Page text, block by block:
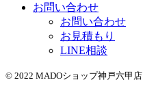
お問い合わせ
お問い合わせ
お見積もり
LINE相談
© 2022 MADOショップ神戸六甲店